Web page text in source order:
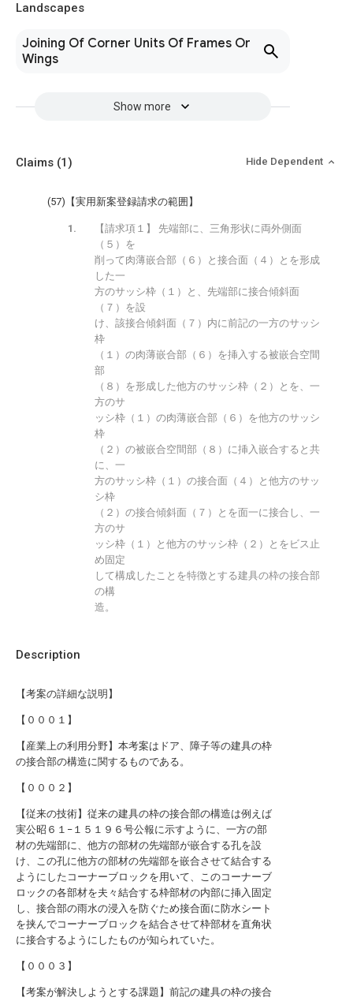
Landscapes
Joining Of Corner Units Of Frames Or
Wings
Show more
Description
【考案の詳細な説明】
【０００１】
【産業上の利用分野】本考案はドア、障子等の建具の枠
の接合部の構造に関するものである。
【０００２】
【従来の技術】従来の建具の枠の接合部の構造は例えば
実公昭６１−１５１９６号公報に示すように、一方の部
材の先端部に、他方の部材の先端部が嵌合する孔を設
け、この孔に他方の部材の先端部を嵌合させて結合する
ようにしたコーナーブロックを用いて、このコーナーブ
ロックの各部材を夫々結合する枠部材の内部に挿入固定
し、接合部の雨水の浸入を防ぐため接合面に防水シート
を挟んでコーナーブロックを結合させて枠部材を直角状
に接合するようにしたものが知られていた。
【０００３】
【考案が解決しようとする課題】前記の建具の枠の接合
Claims (1) Hide Dependent
(57)【実用新案登録請求の範囲】
【請求項１】 先端部に、三角形状に両外側面
（５）を
削って肉薄嵌合部（６）と接合面（４）とを形成
した一
方のサッシ枠（１）と、先端部に接合傾斜面
（７）を設
け、該接合傾斜面（７）内に前記の一方のサッシ
枠
（１）の肉薄嵌合部（６）を挿入する被嵌合空間
部
（８）を形成した他方のサッシ枠（２）とを、一
方のサ
ッシ枠（１）の肉薄嵌合部（６）を他方のサッシ
枠
（２）の被嵌合空間部（８）に挿入嵌合すると共
に、一
方のサッシ枠（１）の接合面（４）と他方のサッ
シ枠
（２）の接合傾斜面（７）とを面一に接合し、一
方のサ
ッシ枠（１）と他方のサッシ枠（２）とをビス止
め固定
して構成したことを特徴とする建具の枠の接合部
の構
造。